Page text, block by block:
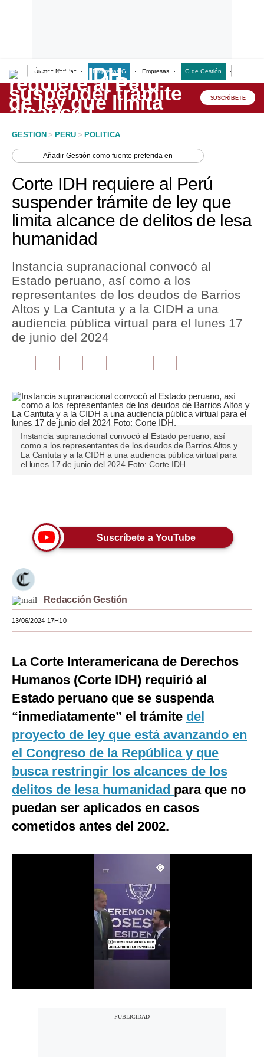
Últimas Noticias Empresas G Empresas G de Gestión
Lo último
Peru Quiosco
Economía
Mercados
Perú
Política
Tu Dinero
Finanzas Personales
Inmobiliarias
Plus G
Editorial
Pregunta de hoy
Blogs
Viajes
Moda
Estilos
Mundo
EEUU
España
Internacional
Tecnología
Club del Suscriptor
Mix
Notas Contratadas
Podcast
Gestión TV
SUSCRÍBETE
GESTION > PERU > POLITICA
AñadirGestión como fuente preferida en
Corte IDH requiere al Perú
suspender trámite de ley que
limita alcance de delitos de lesa
humanidad
Instancia supranacional convocó al
Estado peruano, así como a los
representantes de los deudos de Barrios
Altos y La Cantuta y a la CIDH a una
audiencia pública virtual para el lunes 17
de junio del 2024
Instancia supranacional convocó al Estado peruano, así
como a los representantes de los deudos de Barrios Altos y
La Cantuta y a la CIDH a una audiencia pública virtual para
el lunes 17 de junio del 2024 Foto: Corte IDH.
Suscríbete a YouTube
Redacción Gestión
13/06/2024 17H10
La Corte Interamericana de Derechos
Humanos (Corte IDH) requirió al
Estado peruano que se suspenda
“inmediatamente” el trámite del
proyecto de ley que está avanzando en
el Congreso de la República y que
busca restringir los alcances de los
delitos de lesa humanidad para que no
puedan ser aplicados en casos
cometidos antes del 2002.